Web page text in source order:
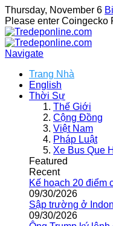
Thursday, November 6
Please enter Coingecko
Navigate
Trang Nhà
English
Thời Sự
Thế Giới
Cộng Đồng
Việt Nam
Pháp Luật
Xe Bus Que
Featured
Recent
Kế hoạch 20 điểm
09/30/2026
Sập trường ở
09/30/2026